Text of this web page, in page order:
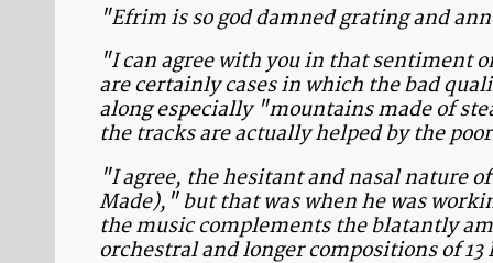
"Efrim is so god damned grating and
"I can agree with you in that sentiment
are certainly cases in which the bad
along especially "mountains made of
the tracks are actually helped by the
"I agree, the hesitant and nasal nature
Made)," but that was when he was
the music complements the blatantly
orchestral and longer compositions of